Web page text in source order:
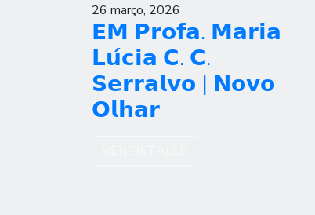
26 março, 2026
𝗘𝗠 𝗣𝗿𝗼𝗳𝗮. 𝗠𝗮𝗿𝗶𝗮
𝗟𝘂́𝗰𝗶𝗮 𝗖. 𝗖.
𝗦𝗲𝗿𝗿𝗮𝗹𝘃𝗼 | 𝗡𝗼𝘃𝗼
𝗢𝗹𝗵𝗮𝗿